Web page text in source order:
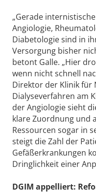
„Gerade
Angiologie,
Diabetologie sind in
Versorgung bisher
betont Galle. „Hier
wenn nicht schnell
Direktor der Klinik für
Dialyseverfahren am
der Angiologie sieht
klare Zuordnung und
Ressourcen sogar in
steigt die Zahl der
Gefäßerkrankungen
Dringlichkeit einer
DGIM appelliert: